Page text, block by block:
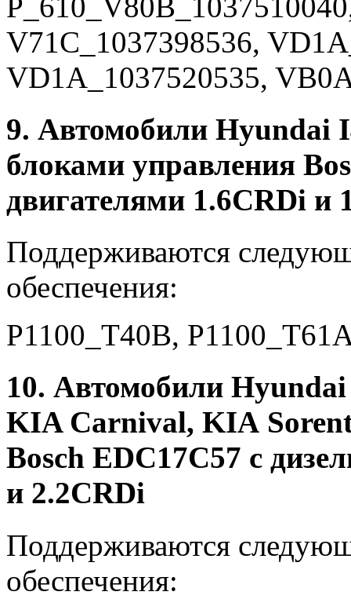
V71C_1037398536,
VD1A_1037520535,
9. Автомобили Hyundai
блоками управления
двигателями 1.6CRDi и
Поддерживаются
обеспечения:
P1100_T40B,
10. Автомобили
KIA Carnival, KIА
Bosch EDC17C57 c
и 2.2CRDi
Поддерживаются
обеспечения: